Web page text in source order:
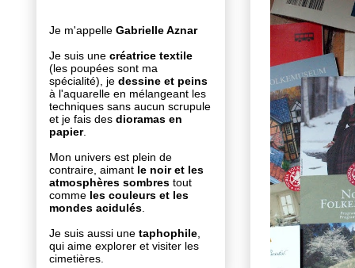
Je m'appelle Gabrielle Aznar
Je suis une créatrice textile
(les poupées sont ma
spécialité), je dessine et peins
à l'aquarelle en mélangeant les
techniques sans aucun scrupule
et je fais des dioramas en
papier.
Mon univers est plein de
contraire, aimant le noir et les
atmosphères sombres tout
comme les couleurs et les
mondes acidulés
Je suis aussi une taphophile
qui aime explorer et visiter les
cimetières.